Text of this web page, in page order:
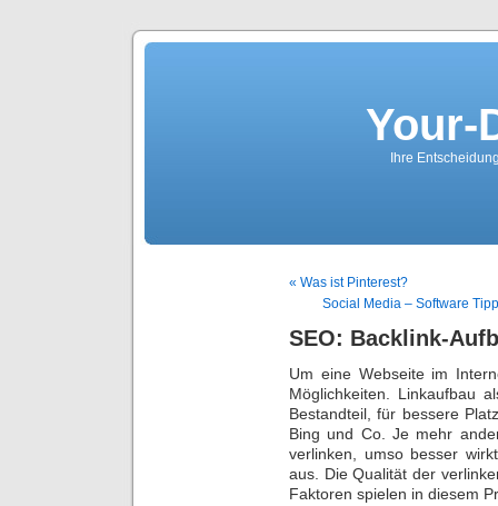
Your-
Ihre
« Was ist Pinterest?
Social Media – Software
SEO: Backlink-
Um eine Webseite im
Möglichkeiten. Linkaufbau
Bestandteil, für bessere
Bing und Co. Je mehr
verlinken, umso besser
aus. Die Qualität der
Faktoren spielen in diesem